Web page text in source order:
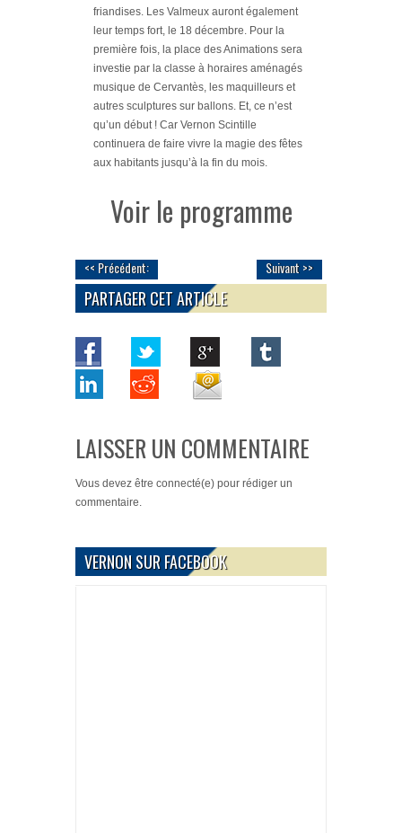
friandises. Les Valmeux auront également
leur temps fort, le 18 décembre. Pour la
première fois, la place des Animations sera
investie par la classe à horaires aménagés
musique de Cervantès, les maquilleurs et
autres sculptures sur ballons. Et, ce n’est
qu’un début ! Car Vernon Scintille
continuera de faire vivre la magie des fêtes
aux habitants jusqu’à la fin du mois.
Voir le programme
<< Précédent: Suivant >>
PARTAGER CET ARTICLE
LAISSER UN COMMENTAIRE
Vous devez être connecté(e) pour rédiger un
commentaire.
VERNON SUR FACEBOOK